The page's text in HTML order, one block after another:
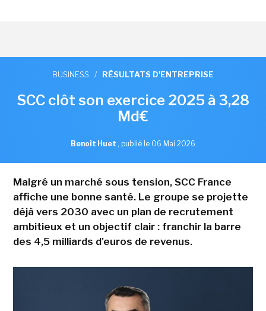
BUSINESS / RÉSULTATS D'ENTREPRISE
SCC clôt son exercice 2025 à 3,28
Md€
Benoît Huet , publié le 06 Mai 2026
Malgré un marché sous tension, SCC France
affiche une bonne santé. Le groupe se projette
déjà vers 2030 avec un plan de recrutement
ambitieux et un objectif clair : franchir la barre
des 4,5 milliards d'euros de revenus.